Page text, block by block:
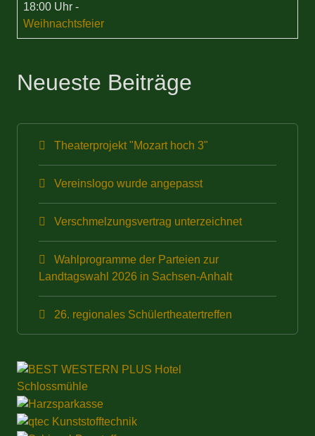
18:00 Uhr -
Weihnachtsfeier
Neueste Beiträge
Theaterprojekt "Mozart hoch 3"
Vereinslogo wurde angepasst
Verschmelzungsvertrag unterzeichnet
Wahlprogramme der Parteien zur
Landtagswahl 2026 in Sachsen-Anhalt
26. regionales Schülertheatertreffen